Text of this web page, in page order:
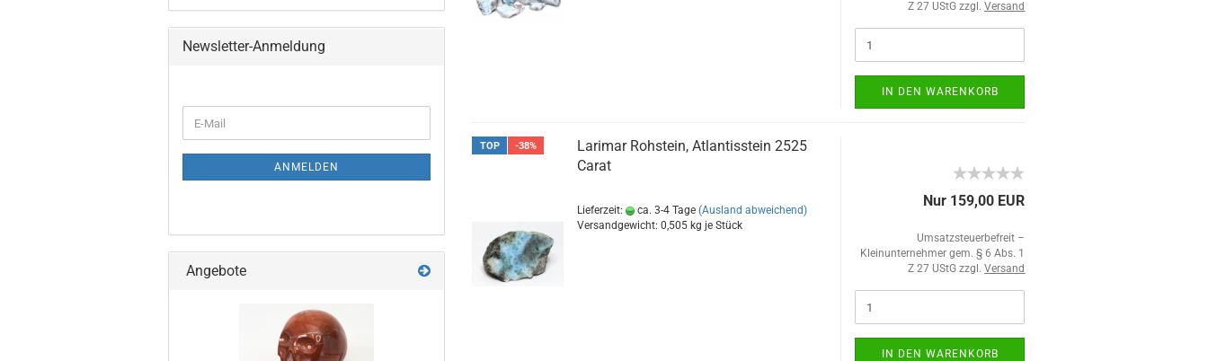
Z 27 UStG zzgl.Versand
IN DEN WARENKORB
TOP -38%
Larimar Rohstein, Atlantisstein 2525
Carat
Lieferzeit: ca. 3-4 Tage (Ausland abweichend)
Versandgewicht:0,505 kg je Stück
Nur 159,00 EUR
Umsatzsteuerbefreit –
Kleinunternehmer gem. § 6 Abs. 1
Z 27 UStG zzgl.Versand
IN DEN WARENKORB
Newsletter-Anmeldung
ANMELDEN
Angebote